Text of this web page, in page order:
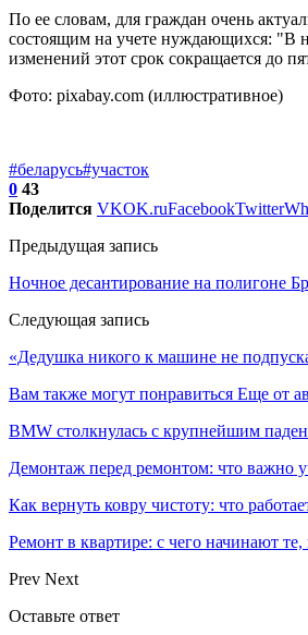
По ее словам, для граждан очень
состоящим на учете нуждающихся: "В
изменений этот срок сокращается до
Фото: pixabay.com (иллюстративное)
#беларусь#участок
0 43
Поделится VKOK.ruFacebookTwitter
Предыдущая запись
Ночное десантирование на полигоне
Следующая запись
«Дедушка никого к машине не
Вам также могут понравиться Еще от
BMW столкнулась с крупнейшим
Демонтаж перед ремонтом: что важно
Как вернуть ковру чистоту: что
Ремонт в квартире: с чего начинают
Prev Next
Оставьте ответ